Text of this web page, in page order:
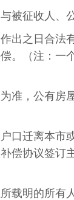
被征收人、
出之日合法
。（注：一
准，公有房
口迁离本市
偿协议签订
载明的所有